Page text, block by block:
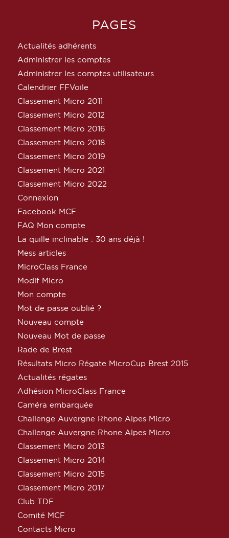
PAGES
Actualités adhérents
Administrer les comptes
Administrer les comptes utilisateurs
Calendrier FFVoile
Classement Micro 2011
Classement Micro 2012
Classement Micro 2016
Classement Micro 2018
Classement Micro 2019
Classement Micro 2021
Classement Micro 2022
Connexion
Facebook MCF
FAQ Mon compte
La quille inclinable : 30 ans déjà !
Mess articles
MicroClass France
Modif Micro
Mon compte
Mot de passe oublié ?
Nouveau compte
Nouveau Mot de passe
Rade de Brest
Résultats Micro Régate MicroCup Brest 2015
Actualités régates
Adhésion MicroClass France
Caméra embarquée
Challenge Auvergne Rhone Alpes Micro
Challenge Auvergne Rhone Alpes Micro
Classement Micro 2013
Classement Micro 2014
Classement Micro 2015
Classement Micro 2017
Club TDF
Comité MCF
Contacts Micro